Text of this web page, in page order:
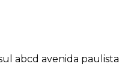
abcd avenida paulista